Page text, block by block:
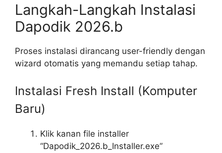
Langkah-Langkah Instalasi
Dapodik 2026.b
Proses instalasi dirancang user-friendly dengan
wizard otomatis yang memandu setiap tahap.
Instalasi Fresh Install (Komputer
Baru)
Klik kanan file installer
“Dapodik_2026.b_Installer.exe”